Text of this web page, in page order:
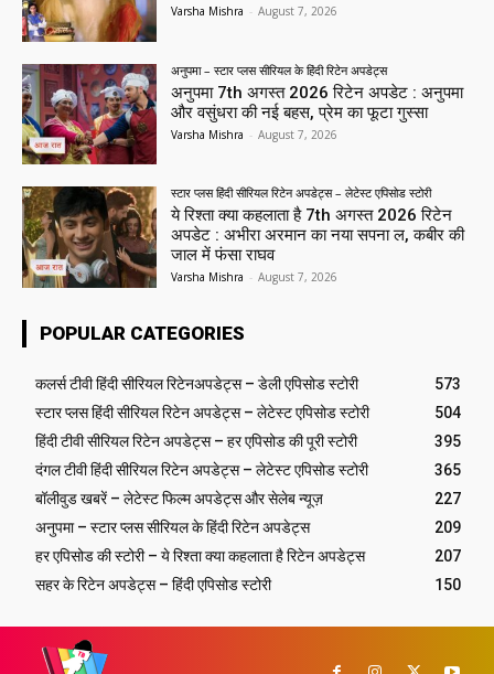
Varsha Mishra - August 7, 2026
अनुपमा – स्टार प्लस सीरियल के हिंदी रिटेन अपडेट्स
अनुपमा 7th अगस्त 2026 रिटेन अपडेट : अनुपमा
और वसुंधरा की नई बहस, प्रेम का फूटा गुस्सा
Varsha Mishra - August 7, 2026
स्टार प्लस हिंदी सीरियल रिटेन अपडेट्स – लेटेस्ट एपिसोड स्टोरी
ये रिश्ता क्या कहलाता है 7th अगस्त 2026 रिटेन
अपडेट : अभीरा अरमान का नया सपना ल, कबीर की
जाल में फंसा राघव
Varsha Mishra - August 7, 2026
POPULAR CATEGORIES
कलर्स टीवी हिंदी सीरियल रिटेनअपडेट्स – डेली एपिसोड स्टोरी
573
स्टार प्लस हिंदी सीरियल रिटेन अपडेट्स – लेटेस्ट एपिसोड स्टोरी
504
हिंदी टीवी सीरियल रिटेन अपडेट्स – हर एपिसोड की पूरी स्टोरी
395
दंगल टीवी हिंदी सीरियल रिटेन अपडेट्स – लेटेस्ट एपिसोड स्टोरी
365
बॉलीवुड खबरें – लेटेस्ट फिल्म अपडेट्स और सेलेब न्यूज़
227
अनुपमा – स्टार प्लस सीरियल के हिंदी रिटेन अपडेट्स
209
हर एपिसोड की स्टोरी – ये रिश्ता क्या कहलाता है रिटेन अपडेट्स
207
सहर के रिटेन अपडेट्स – हिंदी एपिसोड स्टोरी
150